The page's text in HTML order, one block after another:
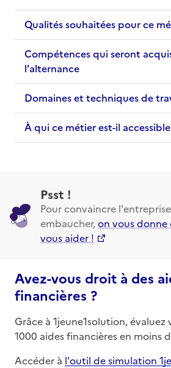
Qualités souhaitées pour ce
Compétences qui seront
l'alternance
Domaines et techniques de
À qui ce métier est-il
Psst !
Pour convaincre
embaucher,on vous donne
vous aider !
Avez-vous droit à des
financières ?
Grâce à 1jeune1solution,
1000 aides financières en moins
Accéder à l'outil de simulation